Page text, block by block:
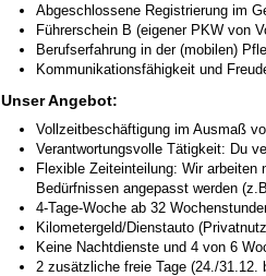
Abgeschlossene Registrierung im
Führerschein B (eigener PKW von
Berufserfahrung in der (mobilen)
Kommunikationsfähigkeit und
Unser Angebot:
Vollzeitbeschäftigung im Ausmaß
Verantwortungsvolle Tätigkeit: Du
Flexible Zeiteinteilung: Wir arbeiten
Bedürfnissen angepasst werden
4-Tage-Woche ab 32
Kilometergeld/Dienstauto
Keine Nachtdienste und 4 von 6
2 zusätzliche freie Tage (24./